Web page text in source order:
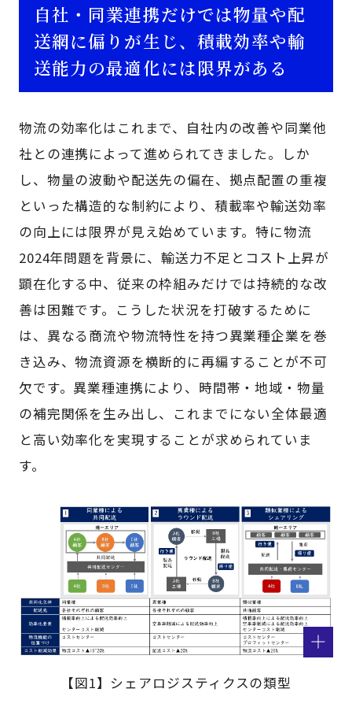
自社・同業連携だけでは物量や配
送網に偏りが生じ、積載効率や輸
送能力の最適化には限界がある
物流の効率化はこれまで、自社内の改善や同業他
社との連携によって進められてきました。しか
し、物量の波動や配送先の偏在、拠点配置の重複
といった構造的な制約により、積載率や輸送効率
の向上には限界が見え始めています。特に物流
2024年問題を背景に、輸送力不足とコスト上昇が
顕在化する中、従来の枠組みだけでは持続的な改
善は困難です。こうした状況を打破するために
は、異なる商流や物流特性を持つ異業種企業を巻
き込み、物流資源を横断的に再編することが不可
欠です。異業種連携により、時間帯・地域・物量
の補完関係を生み出し、これまでにない全体最適
と高い効率化を実現することが求められていま
す。
【図1】シェアロジスティクスの類型